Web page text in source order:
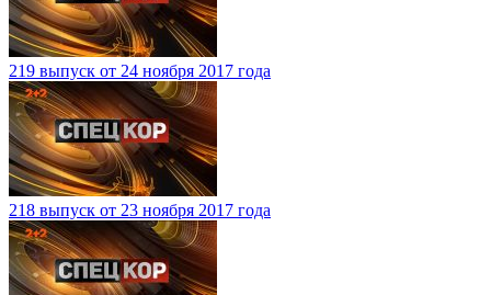
219 выпуск от 24 ноября 2017 года
218 выпуск от 23 ноября 2017 года